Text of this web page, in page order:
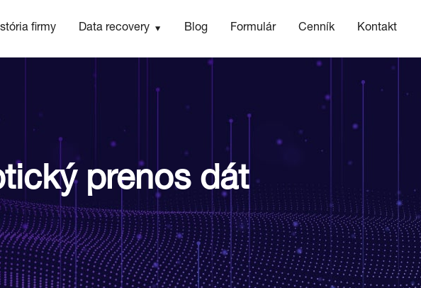
firmy Data recovery Blog Formulár Cenník Kontakt
prenos dát